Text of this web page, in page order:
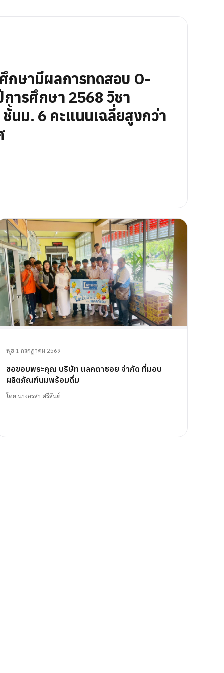
กษามีผลการทดสอบ O-
การศึกษา 2568 วิชา
นม. 6 คะแนนเฉลี่ยสูงกว่า
พุธ 1 กรกฎาคม 2569
ขอขอบพระคุณ บริษัท แลคตาซอย จำกัด ที่มอบ
ผลิตภัณฑ์นมพร้อมดื่ม
โดย นางอรสา ศรีสันต์